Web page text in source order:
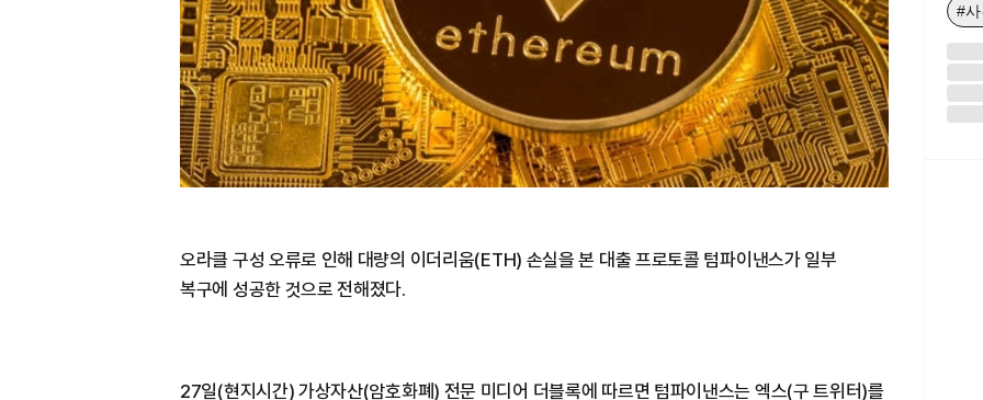
오라클 구성 오류로 인해 대량의 이더리움(ETH) 손실을 본 대출 프로토콜 텀파이낸스가 일부
복구에 성공한 것으로 전해졌다.
27일(현지시간) 가상자산(암호화폐) 전문 미디어 더블록에 따르면 텀파이낸스는 엑스(구 트위터)를
#사